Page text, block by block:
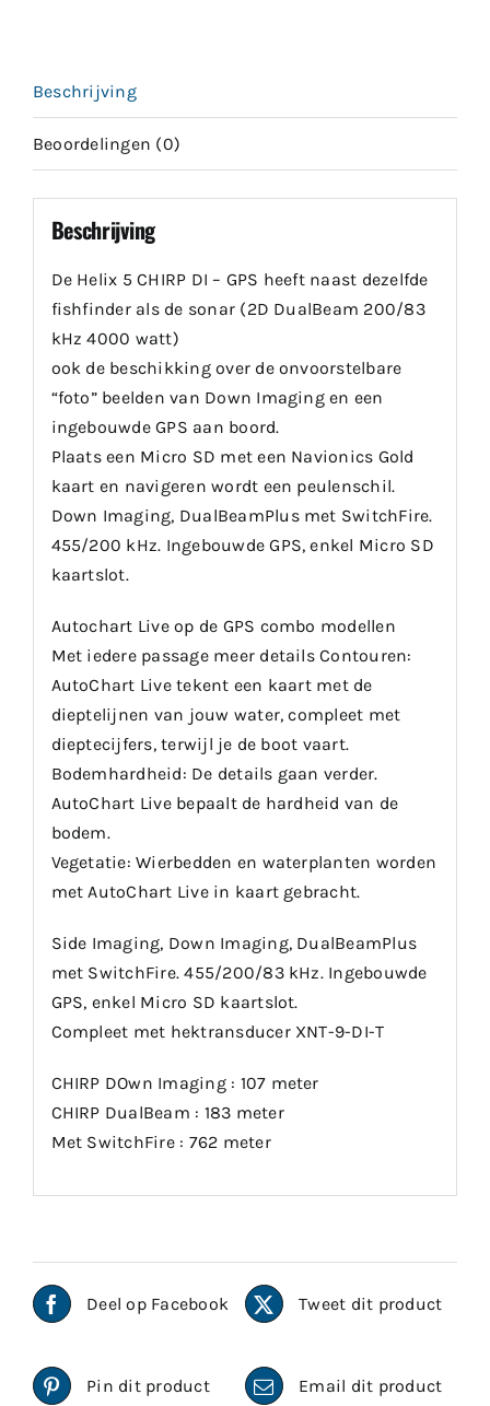
Beschrijving
Beoordelingen (0)
Beschrijving
De Helix 5 CHIRP DI – GPS heeft naast dezelfde
fishfinder als de sonar (2D DualBeam 200/83
kHz 4000 watt)
ook de beschikking over de onvoorstelbare
“foto” beelden van Down Imaging en een
ingebouwde GPS aan boord.
Plaats een Micro SD met een Navionics Gold
kaart en navigeren wordt een peulenschil.
Down Imaging, DualBeamPlus met SwitchFire.
455/200 kHz. Ingebouwde GPS, enkel Micro SD
kaartslot.
Autochart Live op de GPS combo modellen
Met iedere passage meer details Contouren:
AutoChart Live tekent een kaart met de
dieptelijnen van jouw water, compleet met
dieptecijfers, terwijl je de boot vaart.
Bodemhardheid: De details gaan verder.
AutoChart Live bepaalt de hardheid van de
bodem.
Vegetatie: Wierbedden en waterplanten worden
met AutoChart Live in kaart gebracht.
Side Imaging, Down Imaging, DualBeamPlus
met SwitchFire. 455/200/83 kHz. Ingebouwde
GPS, enkel Micro SD kaartslot.
Compleet met hektransducer XNT-9-DI-T
CHIRP DOwn Imaging : 107 meter
CHIRP DualBeam : 183 meter
Met SwitchFire : 762 meter
Deel op Facebook Tweet dit product
Pin dit product Email dit product